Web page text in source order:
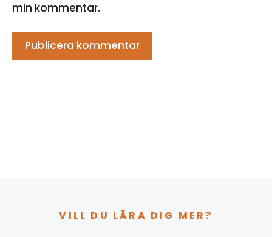
min kommentar.
VILL DU LÄRA DIG MER?